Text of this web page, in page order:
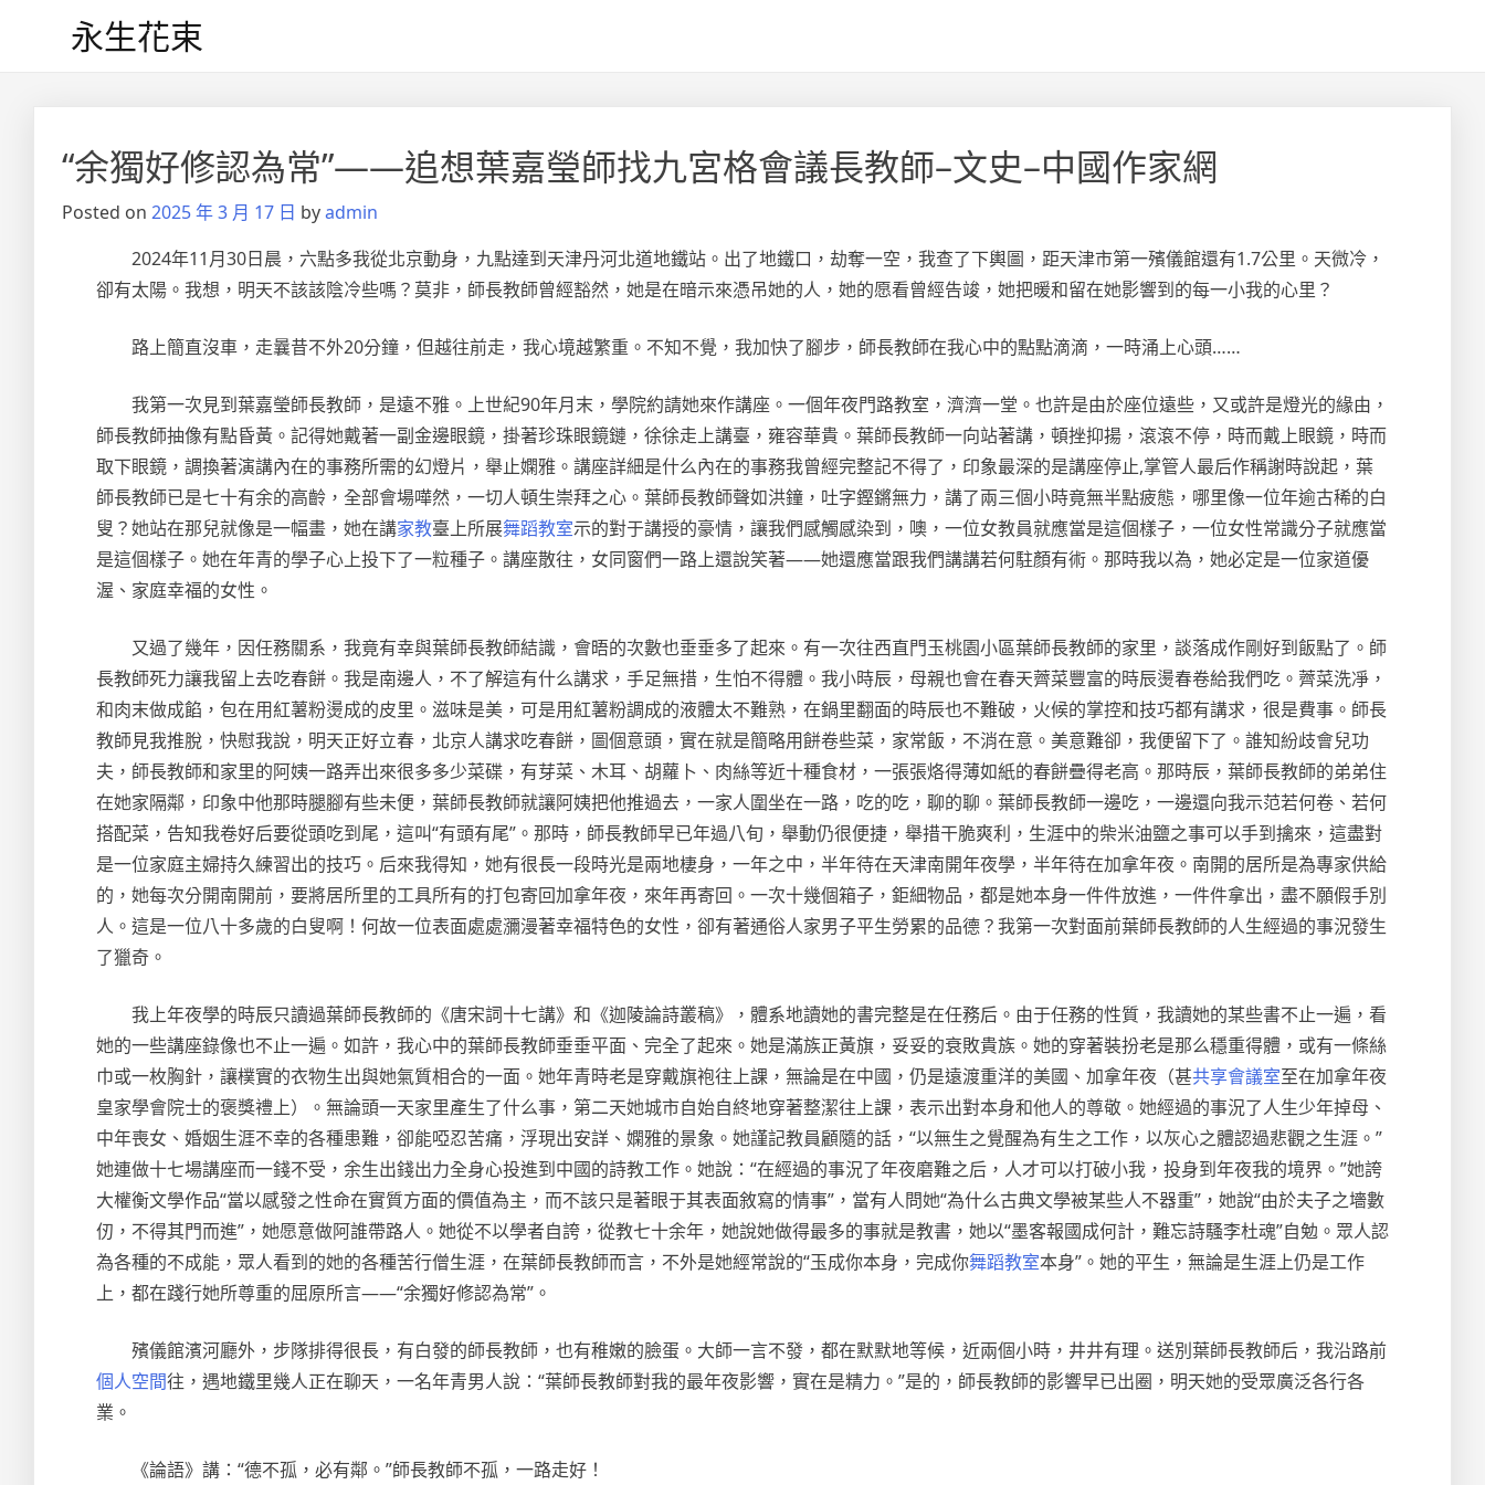
永生花束
“余獨好修認為常”——追想葉嘉瑩師找九宮格會議長教師–文史–中國作家網
Posted on 2025 年 3 月 17 日 byadmin
2024年11月30日晨，六點多我從北京動身，九點達到天津丹河北道地鐵站。出了地鐵口，劫奪一空，我查了下輿圖，距天津市第一殯儀館還有1.7公里。天微冷，
卻有太陽。我想，明天不該該陰冷些嗎？莫非，師長教師曾經豁然，她是在暗示來憑吊她的人，她的愿看曾經告竣，她把暖和留在她影響到的每一小我的心里？
路上簡直沒車，走曩昔不外20分鐘，但越往前走，我心境越繁重。不知不覺，我加快了腳步，師長教師在我心中的點點滴滴，一時涌上心頭……
我第一次見到葉嘉瑩師長教師，是遠不雅。上世紀90年月末，學院約請她來作講座。一個年夜門路教室，濟濟一堂。也許是由於座位遠些，又或許是燈光的緣由，
師長教師抽像有點昏黃。記得她戴著一副金邊眼鏡，掛著珍珠眼鏡鏈，徐徐走上講臺，雍容華貴。葉師長教師一向站著講，頓挫抑揚，滾滾不停，時而戴上眼鏡，時而
取下眼鏡，調換著演講內在的事務所需的幻燈片，舉止嫻雅。講座詳細是什么內在的事務我曾經完整記不得了，印象最深的是講座停止,掌管人最后作稱謝時說起，葉
師長教師已是七十有余的高齡，全部會場嘩然，一切人頓生崇拜之心。葉師長教師聲如洪鐘，吐字鏗鏘無力，講了兩三個小時竟無半點疲態，哪里像一位年逾古稀的白
叟？她站在那兒就像是一幅畫，她在講家教臺上所展舞蹈教室示的對于講授的豪情，讓我們感觸感染到，噢，一位女教員就應當是這個樣子，一位女性常識分子就應當
是這個樣子。她在年青的學子心上投下了一粒種子。講座散往，女同窗們一路上還說笑著——她還應當跟我們講講若何駐顏有術。那時我以為，她必定是一位家道優
渥、家庭幸福的女性。
又過了幾年，因任務關系，我竟有幸與葉師長教師結識，會晤的次數也垂垂多了起來。有一次往西直門玉桃園小區葉師長教師的家里，談落成作剛好到飯點了。師
長教師死力讓我留上去吃春餅。我是南邊人，不了解這有什么講求，手足無措，生怕不得體。我小時辰，母親也會在春天薺菜豐富的時辰燙春卷給我們吃。薺菜洗凈，
和肉末做成餡，包在用紅薯粉燙成的皮里。滋味是美，可是用紅薯粉調成的液體太不難熟，在鍋里翻面的時辰也不難破，火候的掌控和技巧都有講求，很是費事。師長
教師見我推脫，快慰我說，明天正好立春，北京人講求吃春餅，圖個意頭，實在就是簡略用餅卷些菜，家常飯，不消在意。美意難卻，我便留下了。誰知紛歧會兒功
夫，師長教師和家里的阿姨一路弄出來很多多少菜碟，有芽菜、木耳、胡蘿卜、肉絲等近十種食材，一張張烙得薄如紙的春餅疊得老高。那時辰，葉師長教師的弟弟住
在她家隔鄰，印象中他那時腿腳有些未便，葉師長教師就讓阿姨把他推過去，一家人圍坐在一路，吃的吃，聊的聊。葉師長教師一邊吃，一邊還向我示范若何卷、若何
搭配菜，告知我卷好后要從頭吃到尾，這叫“有頭有尾”。那時，師長教師早已年過八旬，舉動仍很便捷，舉措干脆爽利，生涯中的柴米油鹽之事可以手到擒來，這盡對
是一位家庭主婦持久練習出的技巧。后來我得知，她有很長一段時光是兩地棲身，一年之中，半年待在天津南開年夜學，半年待在加拿年夜。南開的居所是為專家供給
的，她每次分開南開前，要將居所里的工具所有的打包寄回加拿年夜，來年再寄回。一次十幾個箱子，鉅細物品，都是她本身一件件放進，一件件拿出，盡不願假手別
人。這是一位八十多歲的白叟啊！何故一位表面處處瀰漫著幸福特色的女性，卻有著通俗人家男子平生勞累的品德？我第一次對面前葉師長教師的人生經過的事況發生
了獵奇。
我上年夜學的時辰只讀過葉師長教師的《唐宋詞十七講》和《迦陵論詩叢稿》，體系地讀她的書完整是在任務后。由于任務的性質，我讀她的某些書不止一遍，看
她的一些講座錄像也不止一遍。如許，我心中的葉師長教師垂垂平面、完全了起來。她是滿族正黃旗，妥妥的衰敗貴族。她的穿著裝扮老是那么穩重得體，或有一條絲
巾或一枚胸針，讓樸實的衣物生出與她氣質相合的一面。她年青時老是穿戴旗袍往上課，無論是在中國，仍是遠渡重洋的美國、加拿年夜（甚共享會議室至在加拿年夜
皇家學會院士的褒獎禮上）。無論頭一天家里產生了什么事，第二天她城市自始自終地穿著整潔往上課，表示出對本身和他人的尊敬。她經過的事況了人生少年掉母、
中年喪女、婚姻生涯不幸的各種患難，卻能啞忍苦痛，浮現出安詳、嫻雅的景象。她謹記教員顧隨的話，“以無生之覺醒為有生之工作，以灰心之體認過悲觀之生涯。”
她連做十七場講座而一錢不受，余生出錢出力全身心投進到中國的詩教工作。她說：“在經過的事況了年夜磨難之后，人才可以打破小我，投身到年夜我的境界。”她誇
大權衡文學作品“當以感發之性命在實質方面的價值為主，而不該只是著眼于其表面敘寫的情事”，當有人問她“為什么古典文學被某些人不器重”，她說“由於夫子之墻數
仞，不得其門而進”，她愿意做阿誰帶路人。她從不以學者自誇，從教七十余年，她說她做得最多的事就是教書，她以“墨客報國成何計，難忘詩騷李杜魂”自勉。眾人認
為各種的不成能，眾人看到的她的各種苦行僧生涯，在葉師長教師而言，不外是她經常說的“玉成你本身，完成你舞蹈教室本身”。她的平生，無論是生涯上仍是工作
上，都在踐行她所尊重的屈原所言——“余獨好修認為常”。
殯儀館濱河廳外，步隊排得很長，有白發的師長教師，也有稚嫩的臉蛋。大師一言不發，都在默默地等候，近兩個小時，井井有理。送別葉師長教師后，我沿路前
個人空間往，遇地鐵里幾人正在聊天，一名年青男人說：“葉師長教師對我的最年夜影響，實在是精力。”是的，師長教師的影響早已出圈，明天她的受眾廣泛各行各
業。
《論語》講：“德不孤，必有鄰。”師長教師不孤，一路走好！